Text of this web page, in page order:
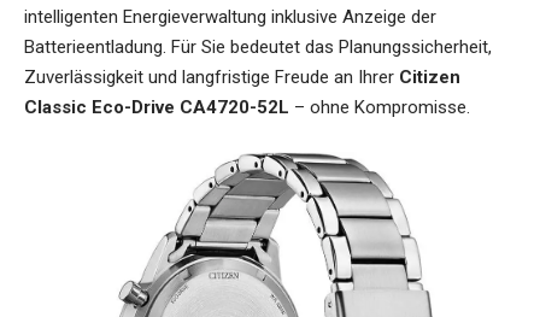
intelligenten Energieverwaltung inklusive Anzeige der
Batterieentladung. Für Sie bedeutet das Planungssicherheit,
Zuverlässigkeit und langfristige Freude an Ihrer Citizen
Classic Eco-Drive CA4720-52L – ohne Kompromisse.